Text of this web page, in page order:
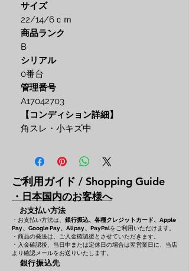
サイズ
22/14/6ｃｍ
商品ランク
B
シリアル
0番台
管理番号
A17042703
【コンディション詳細】
角スレ・小キズ中
ご利用ガイド / Shopping Guide
・日本国内のお客様へ
お支払い方法
・お支払い方法は、 銀行振込、各種クレジットカード、 Apple
Pay、Google Pay、Alipay、PayPalをご利用いただけます。
・商品の発送は、ご入金確認後とさせていただきます。
・入金確認後、当日中または定休日の場合は翌営業日に、当店
より確認メールをお送りいたします。
銀行振込先